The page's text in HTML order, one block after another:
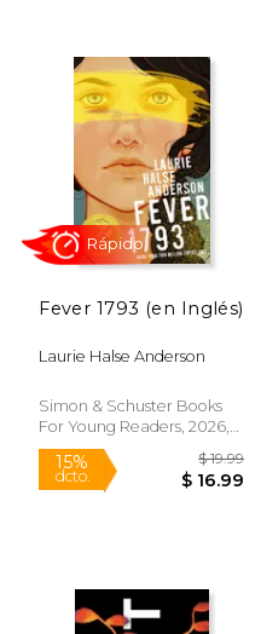
dcto. $ 11.04
Rápido
Fever 1793 (en Inglés)
Laurie Halse Anderson
Simon & Schuster Books
For Young Readers, 2026,
Tapa Dura, Nuevo